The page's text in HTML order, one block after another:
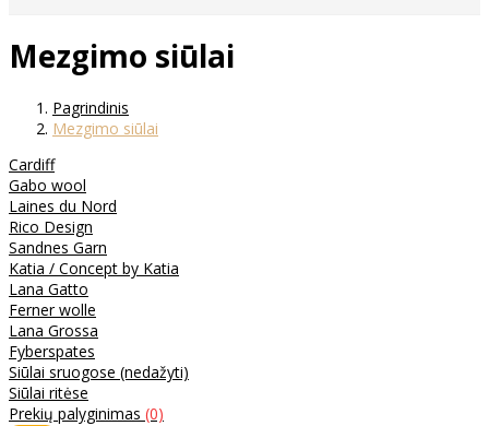
Mezgimo siūlai
Pagrindinis
Mezgimo siūlai
Cardiff
Gabo wool
Laines du Nord
Rico Design
Sandnes Garn
Katia / Concept by Katia
Lana Gatto
Ferner wolle
Lana Grossa
Fyberspates
Siūlai sruogose (nedažyti)
Siūlai ritėse
Prekių palyginimas (0)